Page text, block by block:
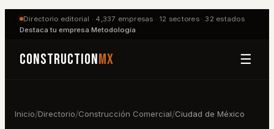
Directorio editorial · 4,337 empresas · 12 sectores · 32 estados
Destaca tu empresa·Metodología
ConstructionMX ☰
Inicio/Directorio/Construcción Comercial/Ciudad de México